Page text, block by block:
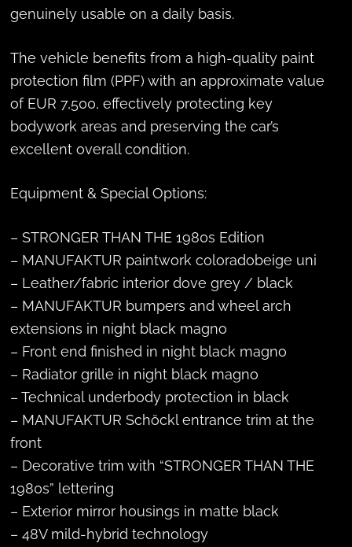
genuinely usable on a daily basis.
The vehicle benefits from a high-quality paint
protection film (PPF) with an approximate value
of EUR 7,500, effectively protecting key
bodywork areas and preserving the car’s
excellent overall condition.
Equipment & Special Options:
– STRONGER THAN THE 1980s Edition
– MANUFAKTUR paintwork coloradobeige uni
– Leather/fabric interior dove grey / black
– MANUFAKTUR bumpers and wheel arch
extensions in night black magno
– Front end finished in night black magno
– Radiator grille in night black magno
– Technical underbody protection in black
– MANUFAKTUR Schöckl entrance trim at the
front
– Decorative trim with “STRONGER THAN THE
1980s” lettering
– Exterior mirror housings in matte black
– 48V mild-hybrid technology